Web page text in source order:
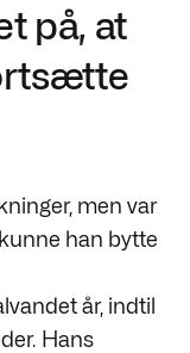
på, at
men var
han bytte
år, indtil
Hans